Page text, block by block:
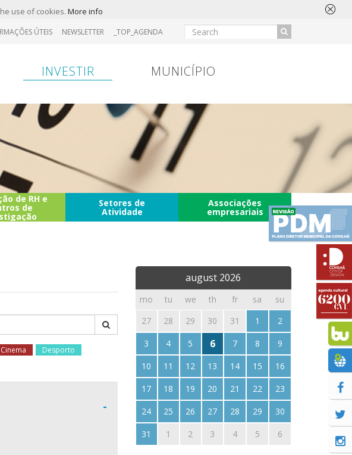
use of cookies. More info
ÚTEIS NEWSLETTER _TOP_AGENDA
INVESTIR MUNICÍPIO
de RH e
de Setores de
Atividade
Associações
empresariais
august 2026
mo tu we th fr sa
su
27
28 29 30 31 1
2
3
4 5 6 7 8
9
10
11 12 13 14 15
16
17
18 19 20 21 22
23
24
25 26 27 28 29
30
31
1 2 3 4 5 6
Cinema
Desporto
-